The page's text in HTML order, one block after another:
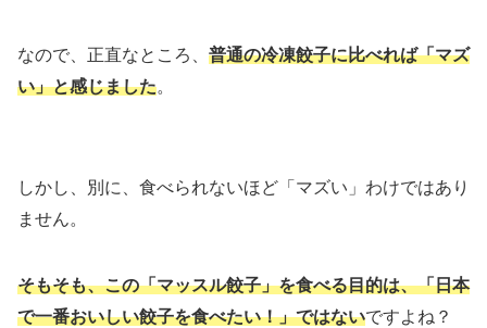
なので、正直なところ、 普通の冷凍餃子に比べれば「マズ
い」と感じました。
しかし、別に、食べられないほど「マズい」わけではあり
ません。
そもそも、この「マッスル餃子」を食べる目的は、「日本
で一番おいしい餃子を食べたい！」ではないですよね？